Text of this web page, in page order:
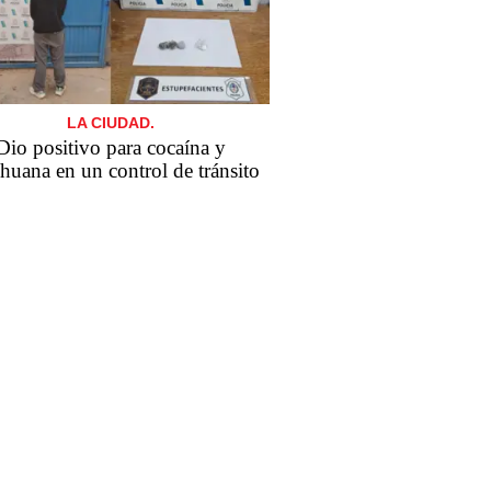
LA CIUDAD.
positivo para cocaína y
en un control de tránsito